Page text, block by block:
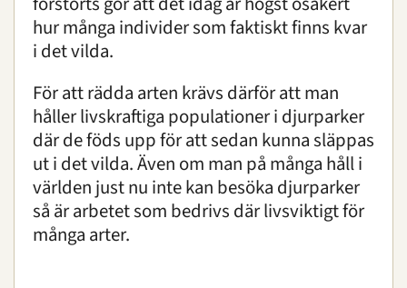
hur många individer som faktiskt finns kvar
i det vilda.
För att rädda arten krävs därför att man
håller livskraftiga populationer i djurparker
där de föds upp för att sedan kunna släppas
ut i det vilda. Även om man på många håll i
världen just nu inte kan besöka djurparker
så är arbetet som bedrivs där livsviktigt för
många arter.